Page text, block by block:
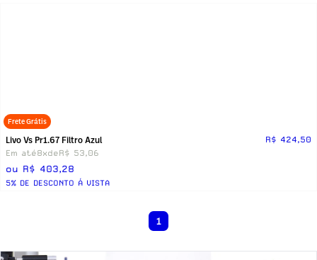
Frete Grátis
Livo Vs Pr1.67 Filtro Azul
R$ 424,50
Em até8xdeR$ 53,06
ou R$ 403,28
5% DE DESCONTO Á VISTA
1